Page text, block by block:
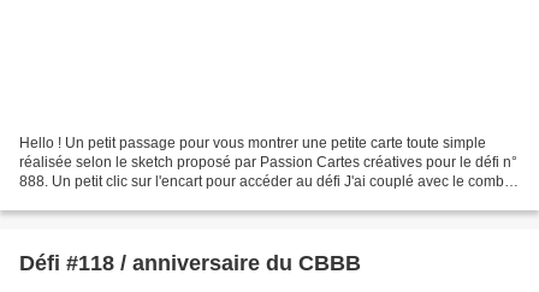
Hello ! Un petit passage pour vous montrer une petite carte toute simple
réalisée selon le sketch proposé par Passion Cartes créatives pour le défi n°
888. Un petit clic sur l'encart pour accéder au défi J'ai couplé avec le combo
Défi #118 / anniversaire du CBBB